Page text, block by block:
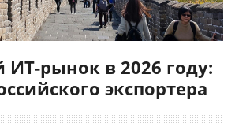
ИТ-рынок в 2026 году:
экспортера